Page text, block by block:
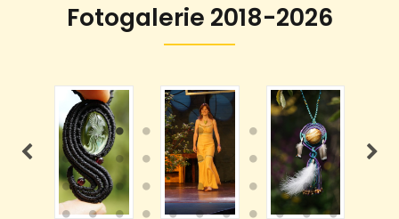
Fotogalerie 2018-2026